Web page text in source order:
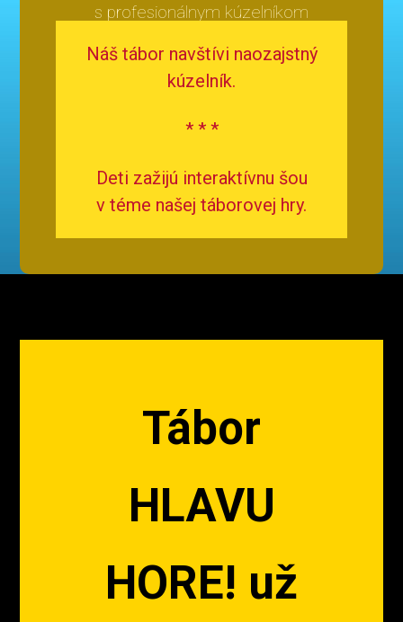
s profesionálnym kúzelníkom
Náš tábor navštívi naozajstný
kúzelník.
* * *
Deti zažijú interaktívnu šou
v téme našej táborovej hry.
Tábor
HLAVU
HORE! už